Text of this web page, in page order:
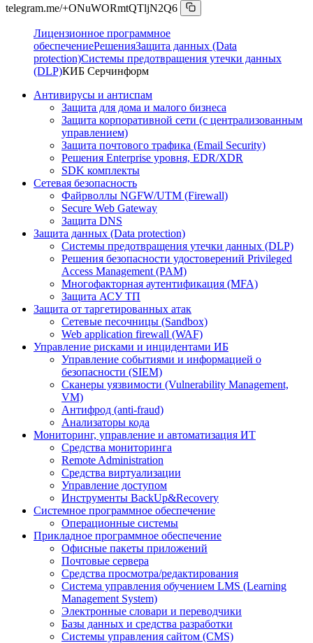
telegram.me/+ONuWORmtQTljN2Q6
Лицензионное программное
обеспечениеРешенияЗащита данных (Data
protection)Системы предотвращения утечки данных
(DLP)КИБ Серчинформ
Антивирусы и антиспам
Защита для дома и малого бизнеса
Защита корпоративной сети (с централизованным
управлением)
Защита почтового трафика (Email Security)
Решения Enterprise уровня, EDR/XDR
SDK комплекты
Сетевая безопасность
Файрволлы NGFW/UTM (Firewall)
Secure Web Gateway
Защита DNS
Защита данных (Data protection)
Системы предотвращения утечки данных (DLP)
Решения безопасности удостоверений Privileged
Access Management (PAM)
Многофакторная аутентификация (MFA)
Защита АСУ ТП
Защита от таргетированных атак
Сетевые песочницы (Sandbox)
Web application firewall (WAF)
Управление рисками и инцидентами ИБ
Управление событиями и информацией о
безопасности (SIEM)
Сканеры уязвимости (Vulnerability Management,
VM)
Антифрод (anti-fraud)
Анализаторы кода
Мониторинг, управление и автоматизация ИТ
Средства мониторинга
Remote Administration
Средства виртуализации
Управление доступом
Инструменты BackUp&Recovery
Системное программное обеспечение
Операционные системы
Прикладное программное обеспечение
Офисные пакеты приложений
Почтовые сервера
Средства просмотра/редактирования
Система управления обучением LMS (Learning
Management System)
Электронные словари и переводчики
Базы данных и средства разработки
Системы управления сайтом (CMS)